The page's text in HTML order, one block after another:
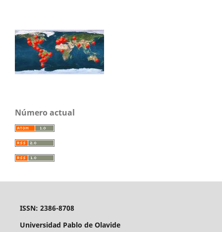
Número actual
ISSN: 2386-8708
Universidad Pablo de Olavide